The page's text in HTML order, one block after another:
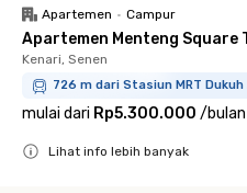
Apartemen • Campur
Apartemen Menteng Square
Kenari, Senen
726 m dari Stasiun MRT
mulai dari Rp5.300.000 /bulan
Lihat info lebih banyak